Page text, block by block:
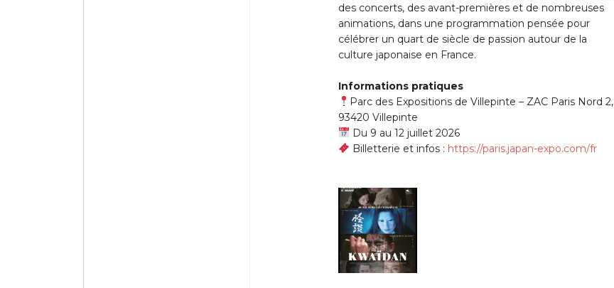
des concerts, des avant-premières et de nombreuses
animations, dans une programmation pensée pour
célébrer un quart de siècle de passion autour de la
culture japonaise en France.
Informations pratiques
Parc des Expositions de Villepinte – ZAC Paris Nord 2,
93420 Villepinte
Du 9 au 12 juillet 2026
Billetterie et infos : https://paris.japan-expo.com/fr